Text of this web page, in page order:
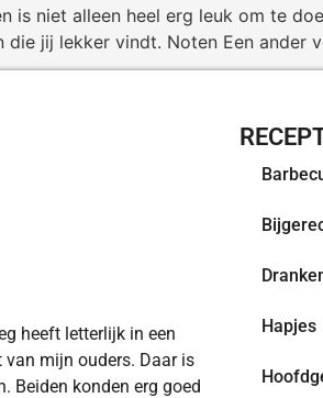
is niet alleen heel erg leuk om te
die jij lekker vindt. Noten Een
heeft letterlijk in een
van mijn ouders. Daar is
Beiden konden erg goed
Hapjes